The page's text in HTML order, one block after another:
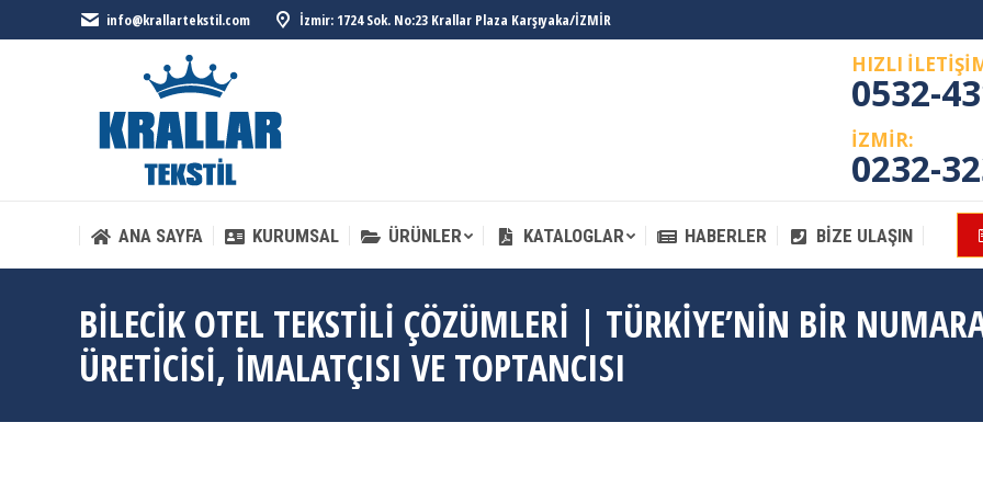
info@krallartekstil.com İzmir: 1724 Sok. No:23 Krallar Plaza Karşıyaka/İZMİR
HIZLI
0532-
İZMİR:
0232-
ANA SAYFA KURUMSAL ÜRÜNLER KATALOGLAR HABERLER BIZE ULAŞIN
BILECIK OTEL TEKSTILI ÇÖZÜMLERI | TÜRKIYE’NIN BIR
ÜRETICISI, İMALATÇISI VE TOPTANCISI
ANA SAYFA KURUMSAL ÜRÜNLER KATALOGLAR HABERLER BIZE ULAŞIN